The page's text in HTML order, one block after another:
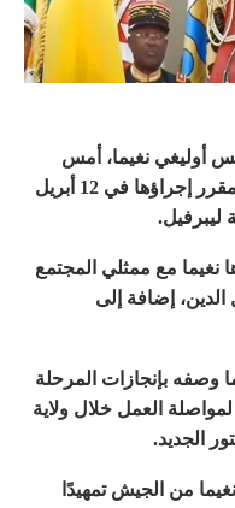
أوليغي نغيما، أمس
الاثنين؛ ترشحه للانتخابات الرئاسية المقرر إجراؤها في 12 أبريل
ليبرفيل.
نغيما مع ممثلي المجتمع
الدين، إضافة إلى
وصفه بإنجازات المرحلة
لمواصلة العمل خلال ولاية
الجديد.
من الجيش تمهيدًا